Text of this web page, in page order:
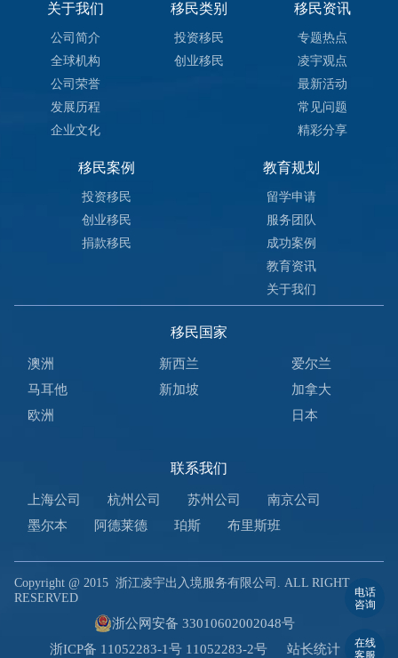
关于我们
公司简介
全球机构
公司荣誉
发展历程
企业文化
移民类别
投资移民
创业移民
移民资讯
专题热点
凌宇观点
最新活动
常见问题
精彩分享
移民案例
投资移民
创业移民
捐款移民
教育规划
留学申请
服务团队
成功案例
教育资讯
关于我们
移民国家
澳洲 新西兰
爱尔兰
马耳他
新加坡
加拿大
欧洲
日本
联系我们
上海公司 杭州公司 苏州公司
南京公司
墨尔本
阿德莱德 珀斯 布里斯班
Copyright @ 2015浙江凌宇出入境服务有限公司. ALL RIGHT
RESERVED
浙公网安备 33010602002048号
浙ICP备 11052283-1号 11052283-2号
站长统计
电话
咨询
在线
客服